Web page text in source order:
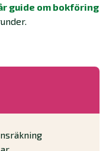
guide om bokföring